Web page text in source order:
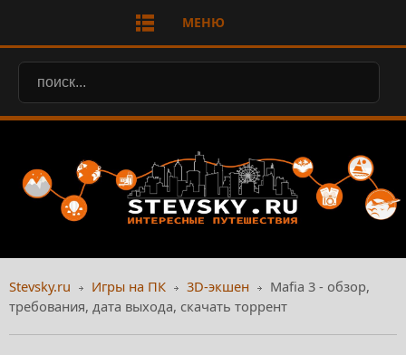
МЕНЮ
Stevsky.ru Игры на ПК 3D-экшен
Mafia 3 - обзор,
требования, дата выхода, скачать торрент